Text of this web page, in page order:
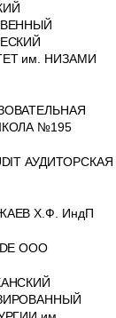
им. НИЗАМИ
№195
АУДИТОРСКАЯ
Х.Ф. ИндП
ООО